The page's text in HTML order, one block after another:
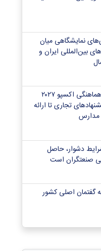
نمایشگاهی میان
بین‌المللی ایران و
برگزاری نشست آنلاین هماهنگی اکسپو ۲۰۲۷
تجاری تا ارائه
مدارس
دشوار، حاصل
صنعتگران است
گفتمان اصلی کشور